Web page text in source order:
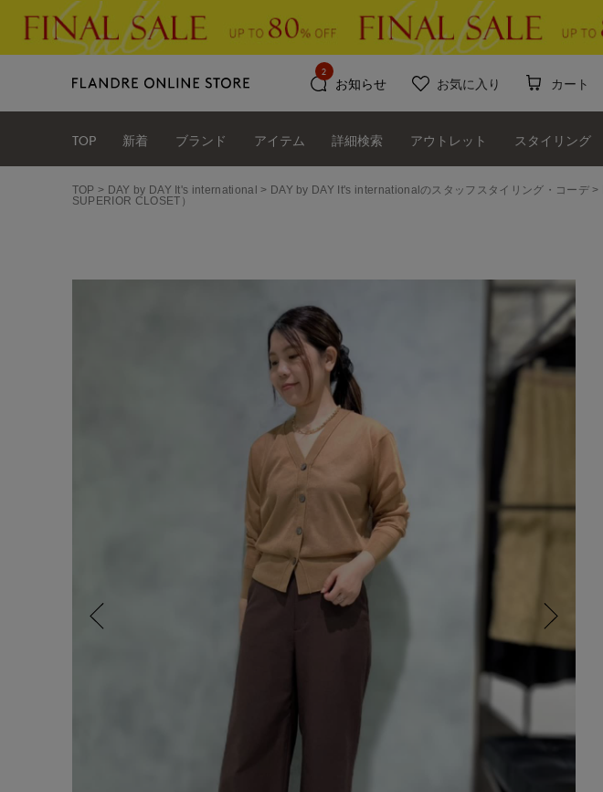
お知らせ
2
お気に入り カート
TOP 新着 ブランド アイテム 詳細検索 アウトレット スタイリング
TOP DAY by DAY It's international DAY by DAY It's internationalのスタッフスタイリング・コーデ
SUPERIOR CLOSET）